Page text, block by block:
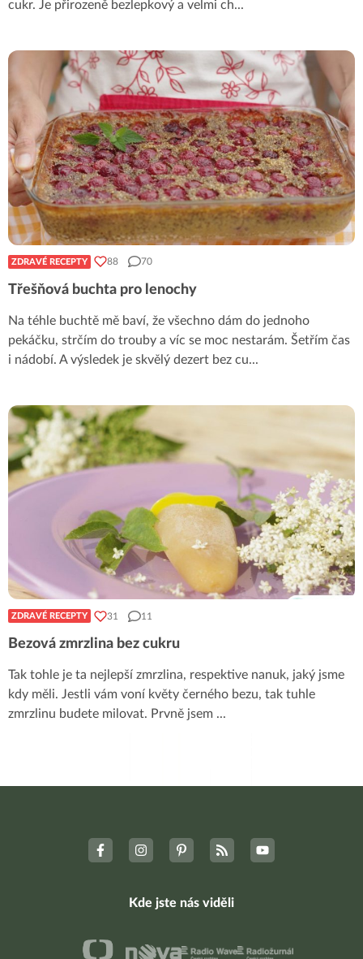
cukr. Je přirozeně bezlepkový a velmi ch...
ZDRAVÉ RECEPTY 88 70
Třešňová buchta pro lenochy
Na téhle buchtě mě baví, že všechno dám do jednoho
pekáčku, strčím do trouby a víc se moc nestarám. Šetřím čas
i nádobí. A výsledek je skvělý dezert bez cu...
ZDRAVÉ RECEPTY 31 11
Bezová zmrzlina bez cukru
Tak tohle je ta nejlepší zmrzlina, respektive nanuk, jaký jsme
kdy měli. Jestli vám voní květy černého bezu, tak tuhle
zmrzlinu budete milovat. Prvně jsem ...
Kde jste nás viděli